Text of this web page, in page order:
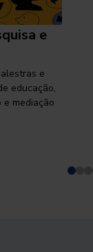
e
e
educação,
mediação